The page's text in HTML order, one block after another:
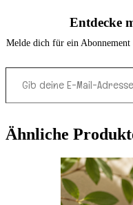
Entdecke
Melde dich für ein
Gib deine E-Mail-Adresse ein ...
Ähnliche